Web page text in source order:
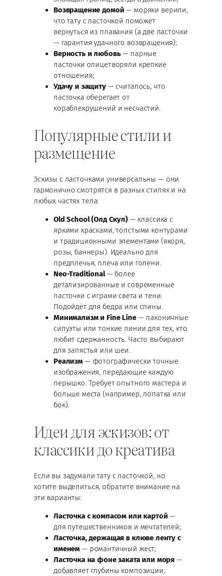
Возвращение домой — моряки верили,
что тату с ласточкой поможет
вернуться из плавания (а две ласточки
— гарантия удачного возвращения);
Верность и любовь— парные
ласточки олицетворяли крепкие
отношения;
Удачу и защиту— считалось, что
ласточка оберегает от
кораблекрушений и несчастий.
Популярные стили и
размещение
Эскизы с ласточками универсальны — они
гармонично смотрятся в разных стилях и на
любых частях тела:
Old School (Олд Скул)— классика с
яркими красками, толстыми контурами
и традиционными элементами (якоря,
розы, баннеры). Идеально для
предплечья, плеча или голени.
Neo-Traditional— более
детализированные и современные
ласточки с играми света и тени.
Подойдёт для бедра или спины.
Минимализм и Fine Line— лаконичные
силуэты или тонкие линии для тех, кто
любит сдержанность. Часто выбирают
для запястья или шеи.
Реализм— фотографически точные
изображения, передающие каждую
перышко. Требует опытного мастера и
больше места (например, лопатка или
бок).
Идеи для эскизов: от
классики до креатива
Если вы задумали тату с ласточкой, но
хотите выделиться, обратите внимание на
эти варианты:
Ласточка с компасом или картой —
для путешественников и мечтателей;
Ласточка, держащая в клюве ленту с
именем — романтичный жест;
Ласточка на фоне заката или моря —
добавляет глубины композиции;